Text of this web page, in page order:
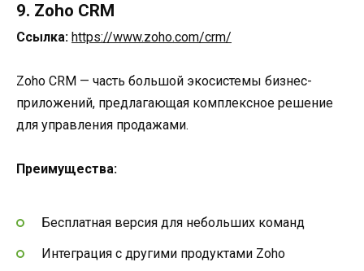
9. Zoho CRM
Ссылка: https://www.zoho.com/crm/
Zoho CRM — часть большой экосистемы бизнес-
приложений, предлагающая комплексное решение
для управления продажами.
Преимущества:
Бесплатная версия для небольших команд
Интеграция с другими продуктами Zoho